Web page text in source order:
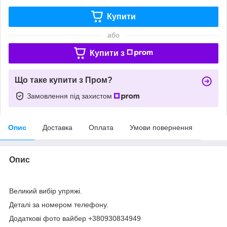
Купити
або
Купити з
Що таке купити з Пром?
Замовлення під захистом
Опис Доставка Оплата Умови повернення
Опис
Великий вибір упряжі.
Деталі за номером телефону.
Додаткові фото вайбер +380930834949